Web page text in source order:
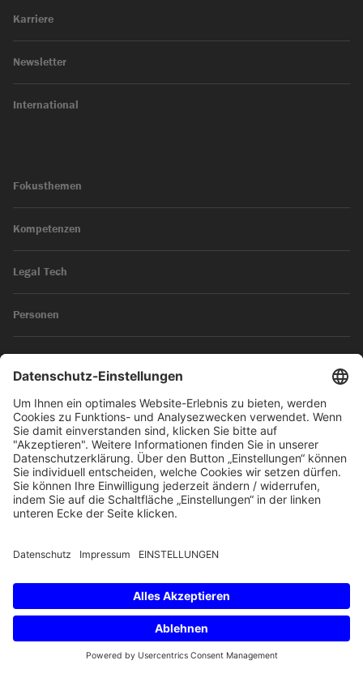
Karriere
Newsletter
International
Fokusthemen
Kompetenzen
Legal Tech
Personen
News
Impressum
Datenschutz